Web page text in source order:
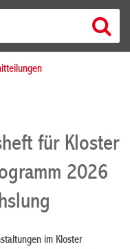
für Kloster
2026
im Kloster